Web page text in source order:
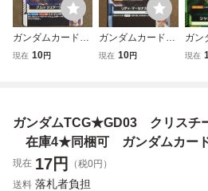
ガンダムカードゲ
ーム グエル・ジェ
枚）
現在 10円
ガンダムカードゲ
ーム リディ・マー
枚）
現在 10円
ガン
B01
現在
ガンダムTCG★GD03 クリスチ
在庫4★同梱可 ガンダムカー
現在 17円
（税0円）
送料 落札者負担